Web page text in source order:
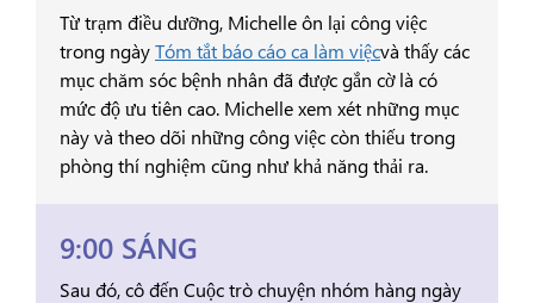
Từ trạm điều dưỡng, Michelle ôn lại công việc
trong ngàyTóm tắt báo cáo ca làm việcvà thấy các
mục chăm sóc bệnh nhân đã được gắn cờ là có
mức độ ưu tiên cao. Michelle xem xét những mục
này và theo dõi những công việc còn thiếu trong
phòng thí nghiệm cũng như khả năng thải ra.
9:00 SÁNG
Sau đó, cô đến Cuộc trò chuyện nhóm hàng ngày